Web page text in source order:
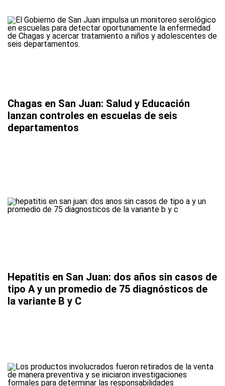
Chagas en San Juan: Salud y Educación
lanzan controles en escuelas de seis
departamentos
Hepatitis en San Juan: dos años sin casos de
tipo A y un promedio de 75 diagnósticos de
la variante B y C